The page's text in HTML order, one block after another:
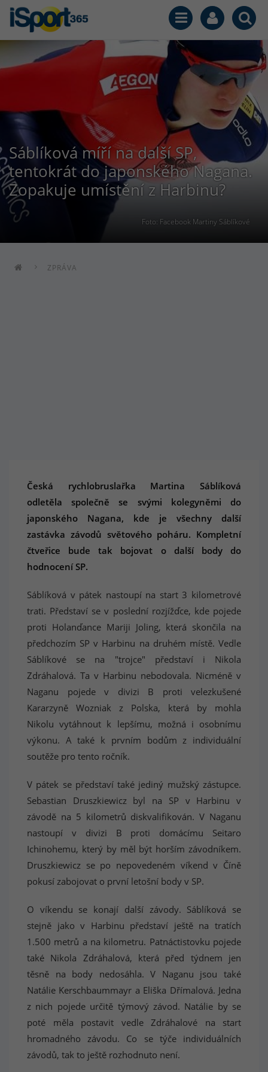
Foto: Facebook Martiny Sáblíkové
Sáblíková míří na další SP,
tentokrát do japonského Nagana.
Zopakuje umístění z Harbinu?
ZPRÁVA
Česká rychlobruslařka Martina Sáblíková
odletěla společně se svými kolegyněmi do
japonského Nagana, kde je všechny další
zastávka závodů světového poháru. Kompletní
čtveřice bude tak bojovat o další body do
hodnocení SP.
Sáblíková v pátek nastoupí na start 3 kilometrové
trati. Představí se v poslední rozjížďce, kde pojede
proti Holanďance Mariji Joling, která skončila na
předchozím SP v Harbinu na druhém místě. Vedle
Sáblíkové se na "trojce" představí i Nikola
Zdráhalová. Ta v Harbinu nebodovala. Nicméně v
Naganu pojede v divizi B proti velezkušené
Kararzyně Wozniak z Polska, která by mohla
Nikolu vytáhnout k lepšímu, možná i osobnímu
výkonu. A také k prvním bodům z individuální
soutěže pro tento ročník.
V pátek se představí také jediný mužský zástupce.
Sebastian Druszkiewicz byl na SP v Harbinu v
závodě na 5 kilometrů diskvalifikován. V Naganu
nastoupí v divizi B proti domácímu Seitaro
Ichinohemu, který by měl být horším závodníkem.
Druszkiewicz se po nepovedeném víkend v Číně
pokusí zabojovat o první letošní body v SP.
O víkendu se konají další závody. Sáblíková se
stejně jako v Harbinu představí ještě na tratích
1.500 metrů a na kilometru. Patnáctistovku pojede
také Nikola Zdráhalová, která před týdnem jen
těsně na body nedosáhla. V Naganu jsou také
Natálie Kerschbaummayr a Eliška Dřímalová. Jedna
z nich pojede určitě týmový závod. Natálie by se
poté měla postavit vedle Zdráhalové na start
hromadného závodu. Co se týče individuálních
závodů, tak to ještě rozhodnuto není.